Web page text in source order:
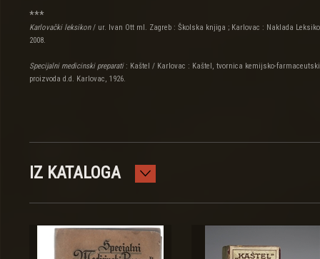
***
Karlovački leksikon/ ur. Ivan Ott ml. Zagreb : Školska knjiga ; Karlovac : Naklada
2008.
Specijalni medicinski preparati: Kaštel / Karlovac : Kaštel, tvornica kemijsko-
proizvoda d.d. Karlovac, 1926.
IZ KATALOGA